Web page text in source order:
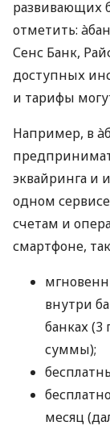
развивающих
отметить:
Сенс Банк,
доступных
и тарифы
Например, в
эквайринга и
одном
счетам и
смартфоне,
внутри
банках (3
суммы);
месяц